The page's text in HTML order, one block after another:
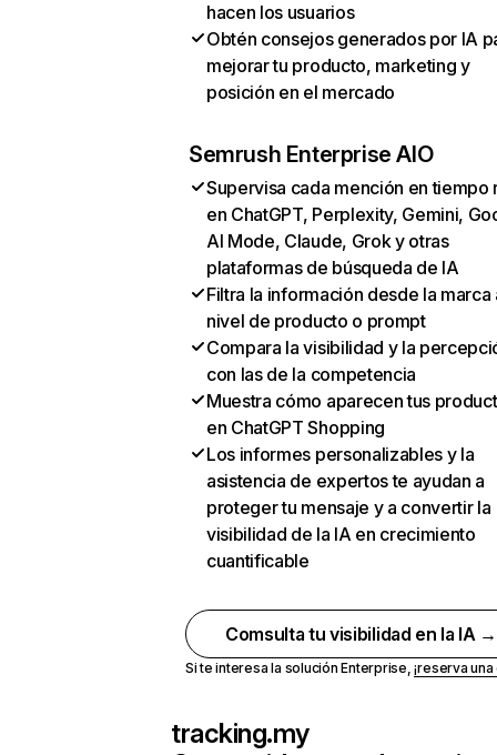
hacen los usuarios
Obtén consejos generados por IA
mejorar tu producto, marketing y
posición en el mercado
Semrush Enterprise AIO
Supervisa cada mención en tiempo
en ChatGPT, Perplexity, Gemini,
AI Mode, Claude, Grok y otras
plataformas de búsqueda de IA
Filtra la información desde la marca
nivel de producto o prompt
Compara la visibilidad y la
con las de la competencia
Muestra cómo aparecen tus
en ChatGPT Shopping
Los informes personalizables y la
asistencia de expertos te ayudan a
proteger tu mensaje y a convertir la
visibilidad de la IA en crecimiento
cuantificable
Comsulta tu visibilidad en la IA →
Si te interesa la solución Enterprise,¡reserva
tracking.my